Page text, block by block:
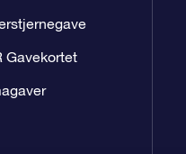
Gavekortet